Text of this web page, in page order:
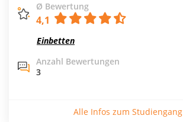
Ø Bewertung
4,1
Einbetten
Anzahl Bewertungen
3
VollzeitstudiumAlle Infos zum Studiengang